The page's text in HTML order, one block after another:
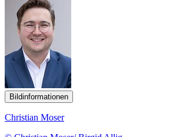
Bildinformationen
Christian Moser